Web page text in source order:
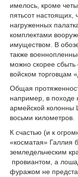
имелось, кроме
пятьсот настоящих,
нагруженных
комплектами
имуществом. В
также
можно скорее
войском торговцам
Общая
например, в походе
армейской колонны
восьми километров.
К счастью (и к
«косматая» Галлия
земледельческим
провиантом, а
фуражом не